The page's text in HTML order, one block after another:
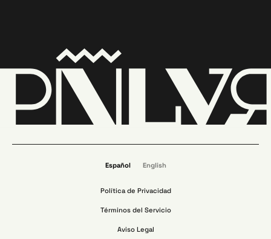
Español English
Política de Privacidad
Términos del Servicio
Aviso Legal